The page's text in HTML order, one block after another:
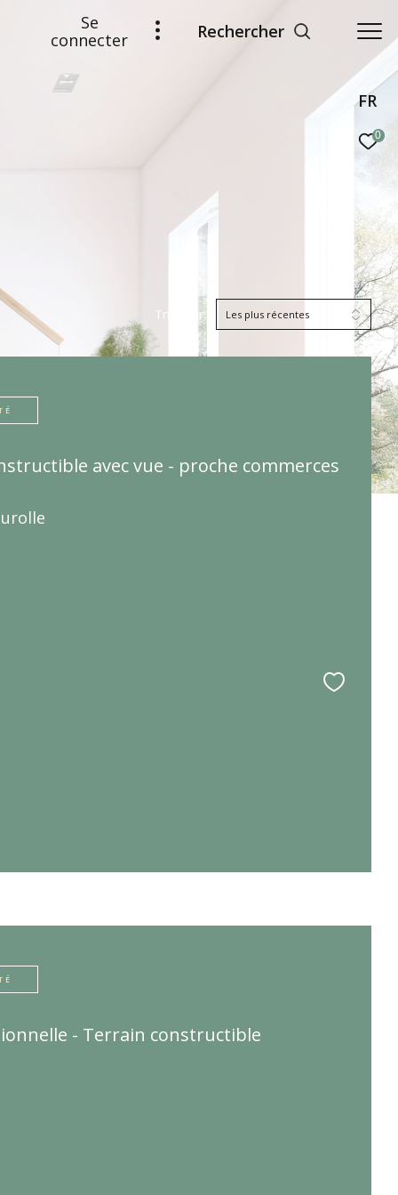
FR
0
Se
connecter
Rechercher
Trier par Les plus récentes
avec vue - proche commerces
- Terrain constructible